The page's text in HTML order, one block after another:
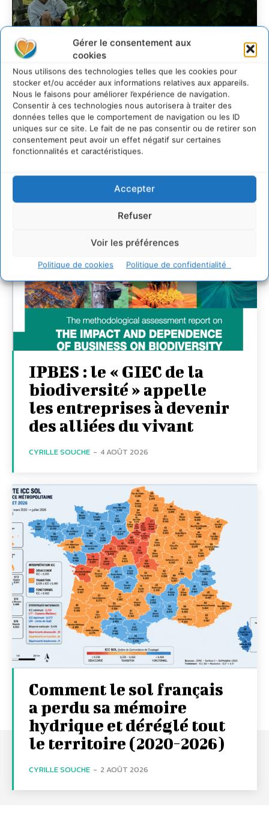
Gérer le consentement aux
cookies
Nous utilisons des technologies telles que les cookies pour
stocker et/ou accéder aux informations relatives aux appareils.
Nous le faisons pour améliorer l’expérience de navigation.
Consentir à ces technologies nous autorisera à traiter des
données telles que le comportement de navigation ou les ID
uniques sur ce site. Le fait de ne pas consentir ou de retirer son
consentement peut avoir un effet négatif sur certaines
fonctionnalités et caractéristiques.
Accepter
Refuser
Voir les préférences
Politique de cookies Politique de confidentialité
S’inspirer de l’arbre
pour un modèle
économique régénératif
du vivant …
CYRILLE SOUCHE - 5 AOÛT 2026
IPBES : le « GIEC de la
biodiversité » appelle
les entreprises à devenir
des alliées du vivant
CYRILLE SOUCHE - 4 AOÛT 2026
Comment le sol français
a perdu sa mémoire
hydrique et déréglé tout
le territoire (2020-2026)
CYRILLE SOUCHE - 2 AOÛT 2026